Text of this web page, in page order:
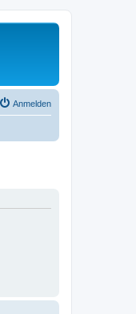
Anmelden